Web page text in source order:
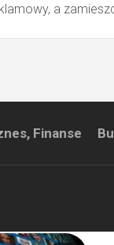
a
Finanse